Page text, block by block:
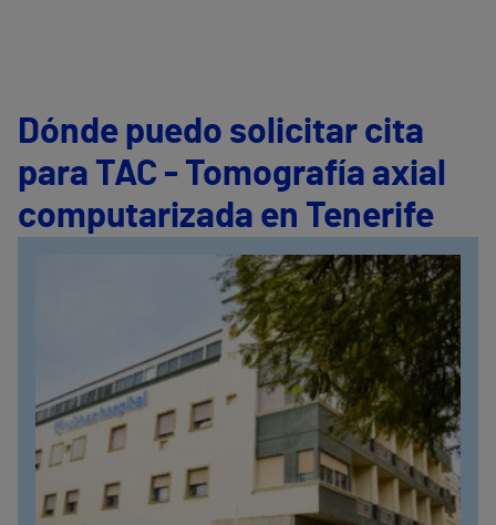
Dónde puedo solicitar cita
para TAC - Tomografía axial
computarizada en Tenerife